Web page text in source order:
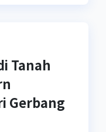
Tanah
Gerbang